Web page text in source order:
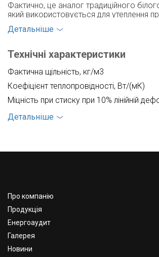
Фактично, це аналог традиційного
який використовується для утеплення
додавання найдрібніших частинок
пінопласт роблять його ефективнішим
Детальніше
Технічні характеристики
Фактична щільність, кг/м3
Коефіцієнт теплопровідності, Вт/(мК)
Міцність при стиску при 10% лінійній
Міцність при згині, кПа
Група горючості
Детальніше
Про компанію
Продукція
Енергоаудит
Галерея
Новини